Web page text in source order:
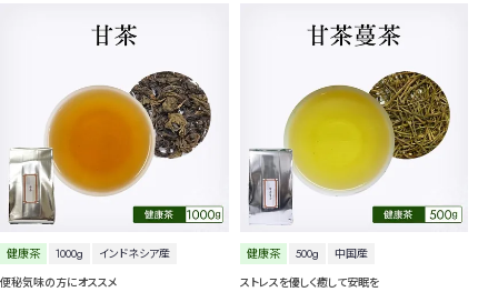
健康茶 1000g
インドネシア産
便秘気味の方にオススメ
健康茶 500g
中国産
ストレスを優しく癒して安眠を